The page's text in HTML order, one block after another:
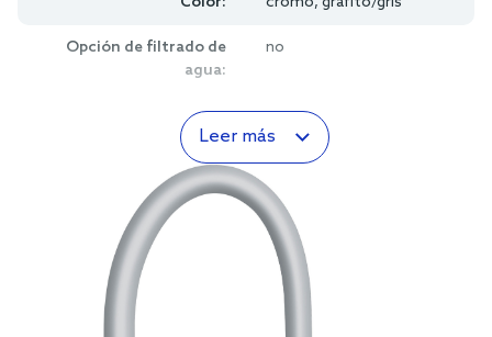
Opción de filtrado de
agua:
no
Leer más